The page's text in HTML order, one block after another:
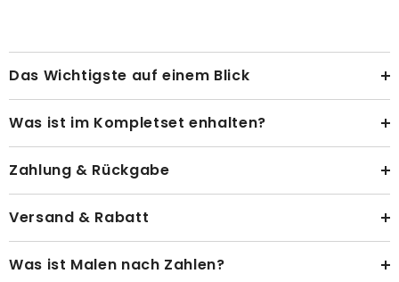
Das Wichtigste auf einem Blick
Was ist im Kompletset enhalten?
Zahlung & Rückgabe
Versand & Rabatt
Was ist Malen nach Zahlen?